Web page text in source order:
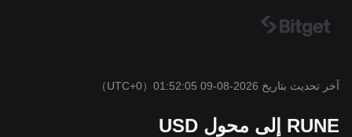
آخر تحديث بتاريخ 2026-08-09 01:52:05 （UTC+0）
RUNE إلى محول USD